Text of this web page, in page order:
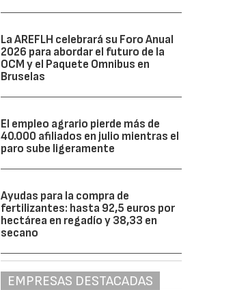
La AREFLH celebrará su Foro Anual
2026 para abordar el futuro de la
OCM y el Paquete Omnibus en
Bruselas
El empleo agrario pierde más de
40.000 afiliados en julio mientras el
paro sube ligeramente
Ayudas para la compra de
fertilizantes: hasta 92,5 euros por
hectárea en regadío y 38,33 en
secano
EMPRESAS DESTACADAS